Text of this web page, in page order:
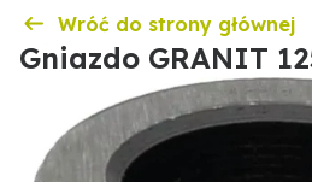
Wróć do strony głównej
Gniazdo GRANIT